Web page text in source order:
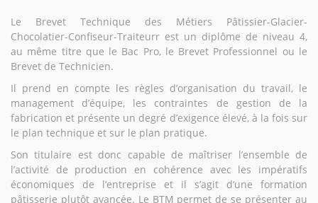
Le Brevet Technique des Métiers Pâtissier-Glacier-
Chocolatier-Confiseur-Traiteurr est un diplôme de niveau 4,
au même titre que le Bac Pro, le Brevet Professionnel ou le
Brevet de Technicien.
Il prend en compte les règles d’organisation du travail, le
management d’équipe, les contraintes de gestion de la
fabrication et présente un degré d’exigence élevé, à la fois sur
le plan technique et sur le plan pratique.
Son titulaire est donc capable de maîtriser l’ensemble de
l’activité de production en cohérence avec les impératifs
économiques de l’entreprise et il s’agit d’une formation
pâtisserie plutôt avancée. Le BTM permet de se présenter au